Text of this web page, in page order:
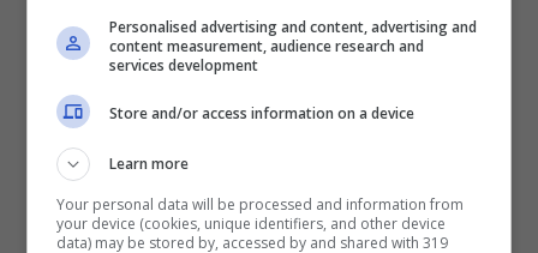
alpina, fino a raggiungere le pianure di
Piemonte e Lombardia e poi l’Emilia
occidentale e la Liguria. Qualche
fenomeno potrebbe verificarsi anche in
alta Toscana. Sul Nord-Est e la Romagna il
tempo sarà più asciutto, con cieli velati o
Personalised advertising and content, advertising and
content measurement, audience research and
services development
Store and/or access information on a device
Learn more
Your personal data will be processed and information from
your device (cookies, unique identifiers, and other device
data) may be stored by, accessed by and shared with 319